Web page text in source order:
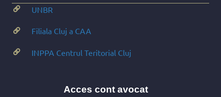
UNBR
Filiala Cluj a CAA
INPPA Centrul Teritorial Cluj
Acces cont avocat